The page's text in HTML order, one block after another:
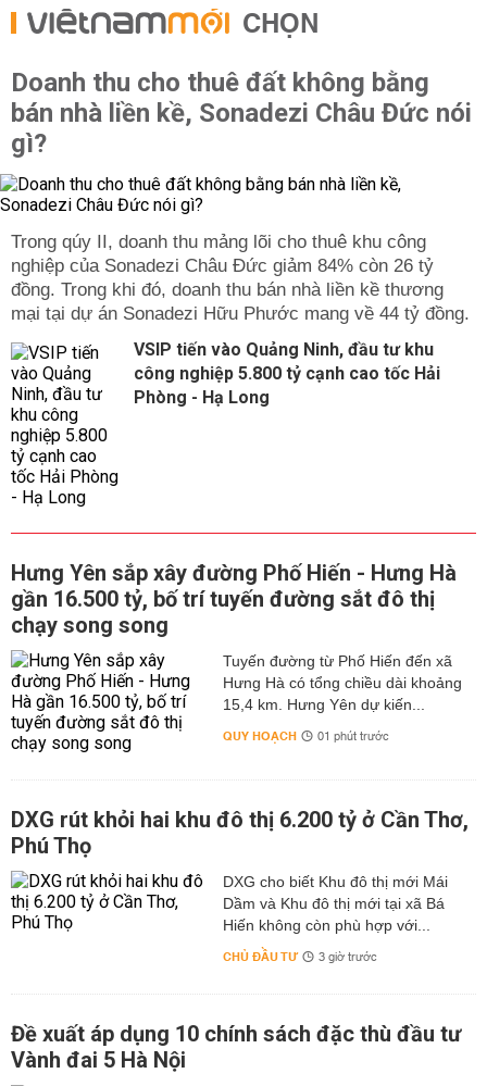
CHỌN
Doanh thu cho thuê đất không bằng
bán nhà liền kề, Sonadezi Châu Đức nói
gì?
Trong qúy II, doanh thu mảng lõi cho thuê khu công
nghiệp của Sonadezi Châu Đức giảm 84% còn 26 tỷ
đồng. Trong khi đó, doanh thu bán nhà liền kề thương
mại tại dự án Sonadezi Hữu Phước mang về 44 tỷ đồng.
VSIP tiến vào Quảng Ninh, đầu tư khu
công nghiệp 5.800 tỷ cạnh cao tốc Hải
Phòng - Hạ Long
Hưng Yên sắp xây đường Phố Hiến - Hưng Hà
gần 16.500 tỷ, bố trí tuyến đường sắt đô thị
chạy song song
Tuyến đường từ Phố Hiến đến xã
Hưng Hà có tổng chiều dài khoảng
15,4 km. Hưng Yên dự kiến...
QUY HOẠCH 01 phút trước
DXG rút khỏi hai khu đô thị 6.200 tỷ ở Cần Thơ,
Phú Thọ
DXG cho biết Khu đô thị mới Mái
Dầm và Khu đô thị mới tại xã Bá
Hiến không còn phù hợp với...
CHỦ ĐẦU TƯ 3 giờ trước
Đề xuất áp dụng 10 chính sách đặc thù đầu tư
Vành đai 5 Hà Nội